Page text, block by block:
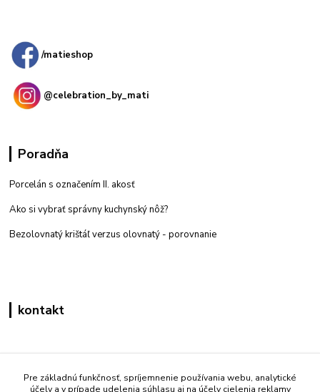
/matieshop
@celebration_by_mati
Poradňa
Porcelán s označením II. akosť
Ako si vybrať správny kuchynský nôž?
Bezolovnatý krištáľ verzus olovnatý - porovnanie
kontakt
+421 908 861 051
Pre základnú funkčnosť, spríjemnenie používania webu, analytické
účely a v prípade udelenia súhlasu aj na účely cielenia reklamy